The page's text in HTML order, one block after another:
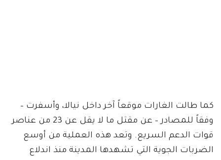
كما طالت الغارات موقعاً آخر داخل نيالا، وأسفرت –
وفقاً للمصادر – عن مقتل ما لا يقل عن 23 من عناصر
قوات الدعم السريع. وتعد هذه العملية من أوسع
الضربات الجوية التي تشهدها المدينة منذ اندلاع